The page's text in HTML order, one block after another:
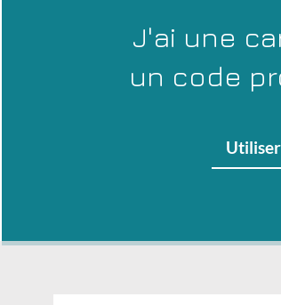
J'ai une
un code